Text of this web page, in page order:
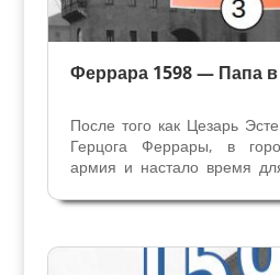
Феррара 1598 — Папа в
После того как Цезарь
Герцога Феррары, в
армия и настало время
совершить
Феррара 1598 – город